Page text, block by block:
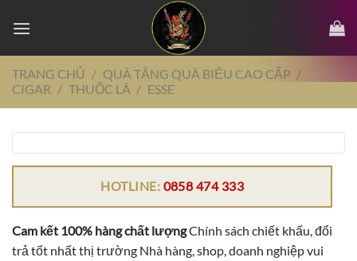
đến
dungTRANG CHỦ / QUÀ TẶNG QUÀ BIẾU CAO CẤP /
CIGAR / THUỐC LÁ / ESSE
HOTLINE: 0858 474 333
Cam kết 100% hàng chất lượngChính sách chiết khấu, đổi
trả tốt nhất thị trường Nhà hàng, shop, doanh nghiệp vui